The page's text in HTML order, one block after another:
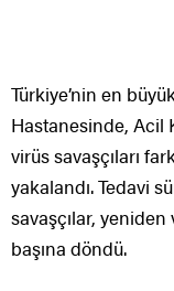
Türkiye’nin en
Hastanesinde, Acil
virüs savaşçıları
yakalandı. Tedavi
savaşçılar,
başına döndü.